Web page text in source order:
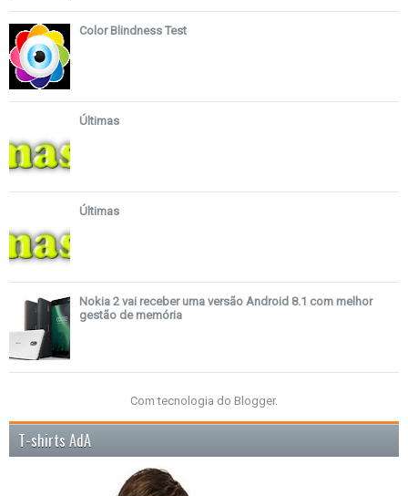
Color Blindness Test
Últimas
Últimas
Nokia 2 vai receber uma versão Android 8.1 com melhor
gestão de memória
Com tecnologia do Blogger.
T-shirts AdA